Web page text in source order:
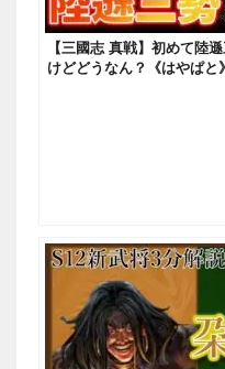
【三國志 真戦】初めて陸
けどどうなん？《はやぱと》